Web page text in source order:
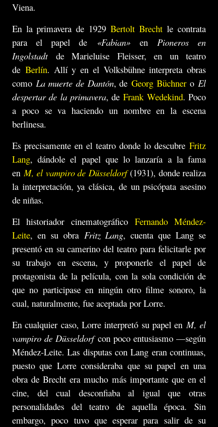
Viena.
En la primavera de 1929Bertolt Brechtle contrata
para el papel de «Fabian»en Pioneros en
Ingolstadtde Marieluise Fleisser, en un teatro
de Berlín. Allí y en el Volksbühne interpreta obras
como La muerte de Dantón, deGeorg BüchneroEl
despertar de la primavera, deFrank Wedekind. Poco
a poco se va haciendo un nombre en la escena
berlinesa.
Es precisamente en el teatro donde lo descubre Fritz
Lang, dándole el papel que lo lanzaría a la fama
enM, el vampiro de Düsseldorf(1931), donde realiza
la interpretación, ya clásica, de un psicópata asesino
de niñas.
El historiador cinematográfico Fernando Méndez-
Leite, en su obra Fritz Lang, cuenta que Lang se
presentó en su camerino del teatro para felicitarle por
su trabajo en escena, y proponerle el papel de
protagonista de la película, con la sola condición de
que no participase en ningún otro filme sonoro, la
cual, naturalmente, fue aceptada por Lorre.
En cualquier caso, Lorre interpretó su papel enM, el
vampiro de Düsseldorfcon poco entusiasmo —según
Méndez-Leite. Las disputas con Lang eran continuas,
puesto que Lorre consideraba que su papel en una
obra de Brecht era mucho más importante que en el
cine, del cual desconfiaba al igual que otras
personalidades del teatro de aquella época. Sin
embargo, poco tuvo que esperar para salir de su